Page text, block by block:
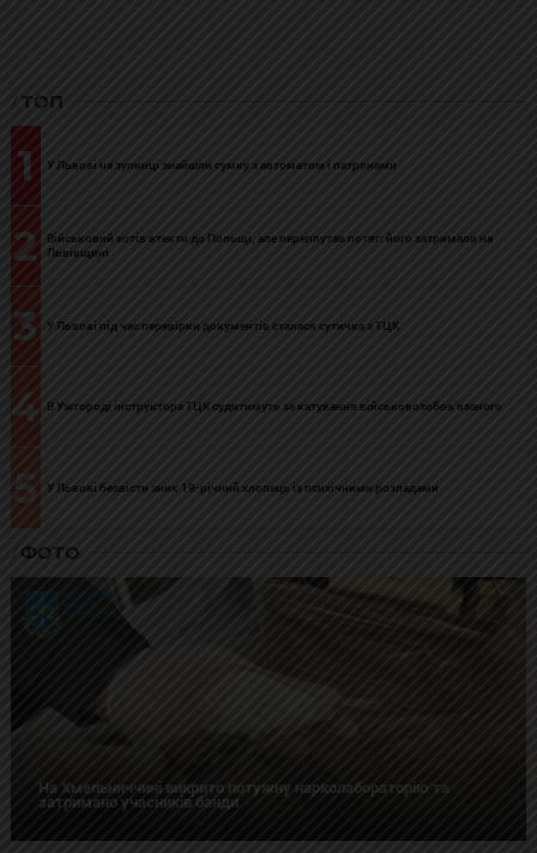
ТОП
1 У Львові на зупинці знайшли сумку з автоматом і патронами
2
Військовий хотів втекти до Польщі, але переплутав потяг: його затримали на
Львівщині
3 У Львові під час перевірки документів сталася сутичка з ТЦК
4 В Ужгороді інструктора ТЦК судитимуть за катування військовозобов’язаного
5 У Львові безвісти зник 19-річний хлопець із психічними розладами
ФОТО
На Хмельниччині викрито потужну нарколабораторію та
затримано учасників банди